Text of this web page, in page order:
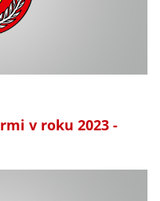
v roku 2023 -